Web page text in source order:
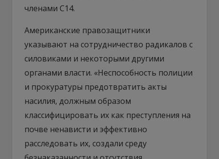
членами C14.
Американские правозащитники
указывают на сотрудничество радикалов с
силовиками и некоторыми другими
органами власти. «Неспособность полиции
и прокуратуры предотвратить акты
насилия, должным образом
классифицировать их как преступления на
почве ненависти и эффективно
расследовать их, создали среду